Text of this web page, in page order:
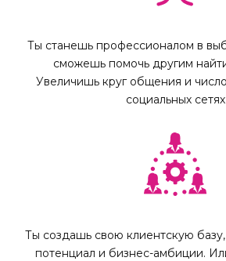
Ты станешь профессионалом в
сможешь помочь другим
Увеличишь круг общения и
социальных сетях
Ты создашь свою клиентскую
потенциал и бизнес-амбиции.